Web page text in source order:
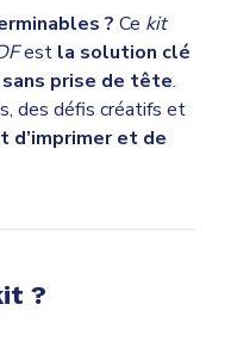
? Ce kit
est la solution clé
sans prise de tête.
des défis créatifs et
d’imprimer et de
?